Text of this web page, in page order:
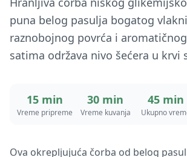
puna belog pasulja bogatog
raznobojnog povrća i
satima održava nivo šećera u krvi
15 min
Vreme pripreme
30 min
Vreme kuvanja
45 min
Ukupno
Ova okrepljujuća čorba od belog